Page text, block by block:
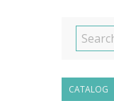
CATALOG